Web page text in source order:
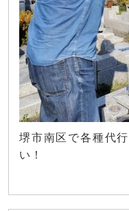
堺市南区で各種代
い！